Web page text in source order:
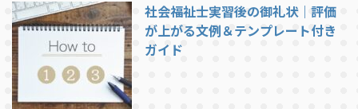
社会福祉士実習後の御礼状｜評価
が上がる文例＆テンプレート付き
ガイド